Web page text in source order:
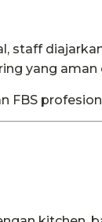
staff
yang aman
FBS